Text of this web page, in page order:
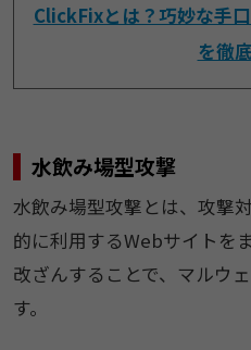
ClickFixとは？巧妙な手
を徹
水飲み場型攻撃
水飲み場型攻撃とは、攻撃
的に利用するWebサイトを
改ざんすることで、マルウ
す。